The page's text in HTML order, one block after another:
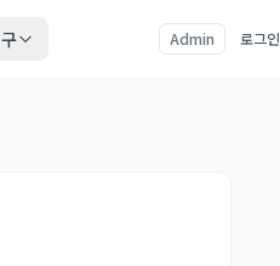
Admin 로그인